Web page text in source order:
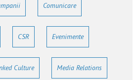
Comunicare
CSR Evenimente
Culture Media Relations